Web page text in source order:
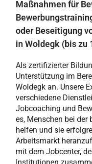
Maßnahmen für
oder Beseitigung
in Woldegk (bis zu
Als zertifizierter
Unterstützung im
Woldegk an. Unsere
verschiedene
Jobcoaching und
es, Menschen bei der
helfen und sie
Arbeitsmarkt
mit dem Jobcenter,